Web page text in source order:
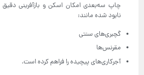
چاپ سه‌بعدی امکان اسکن و بازآفرینی دقیق
نابود شده مانند:
گچبری‌های سنتی
مقرنس‌ها
آجرکاری‌های پیچیده را فراهم کرده است.